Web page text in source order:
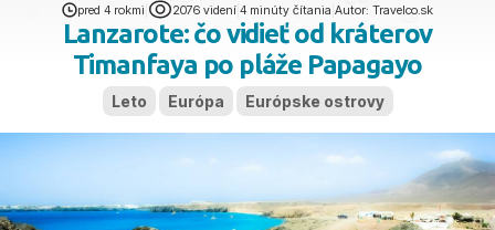
pred 4 rokmi 2076 videní 4 minúty čítania Autor: Travelco.sk
Lanzarote: čo vidieť od kráterov
Timanfaya po pláže Papagayo
Leto Európa Európske ostrovy